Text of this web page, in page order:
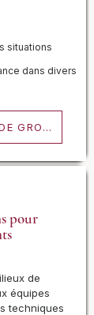
situations
dans divers
VOIR LES SESSIONS DE GROUPE
pour
de
équipes
techniques